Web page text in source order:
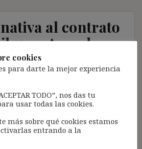
al contrato
Agenda
empresas que utilizan la
cookies
para darte la mejor experiencia
TODO”, nos das tu
usar todas las cookies.
más sobre qué cookies estamos
entrando a la